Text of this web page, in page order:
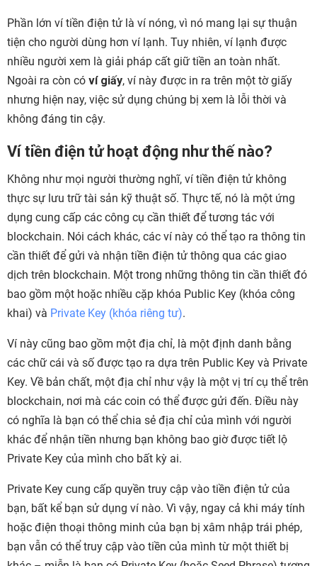
Phần lớn ví tiền điện tử là ví nóng, vì nó mang lại sự thuận
tiện cho người dùng hơn ví lạnh. Tuy nhiên, ví lạnh được
nhiều người xem là giải pháp cất giữ tiền an toàn nhất.
Ngoài ra còn có ví giấy, ví này được in ra trên một tờ giấy
nhưng hiện nay, việc sử dụng chúng bị xem là lỗi thời và
không đáng tin cậy.
Ví tiền điện tử hoạt động như thế nào?
Không như mọi người thường nghĩ, ví tiền điện tử không
thực sự lưu trữ tài sản kỹ thuật số. Thực tế, nó là một ứng
dụng cung cấp các công cụ cần thiết để tương tác với
blockchain. Nói cách khác, các ví này có thể tạo ra thông tin
cần thiết để gửi và nhận tiền điện tử thông qua các giao
dịch trên blockchain. Một trong những thông tin cần thiết đó
bao gồm một hoặc nhiều cặp khóa Public Key (khóa công
khai) và Private Key (khóa riêng tư).
Ví này cũng bao gồm một địa chỉ, là một định danh bằng
các chữ cái và số được tạo ra dựa trên Public Key và Private
Key. Về bản chất, một địa chỉ như vậy là một vị trí cụ thể trên
blockchain, nơi mà các coin có thể được gửi đến. Điều này
có nghĩa là bạn có thể chia sẻ địa chỉ của mình với người
khác để nhận tiền nhưng bạn không bao giờ được tiết lộ
Private Key của mình cho bất kỳ ai.
Private Key cung cấp quyền truy cập vào tiền điện tử của
bạn, bất kể bạn sử dụng ví nào. Vì vậy, ngay cả khi máy tính
hoặc điện thoại thông minh của bạn bị xâm nhập trái phép,
bạn vẫn có thể truy cập vào tiền của mình từ một thiết bị